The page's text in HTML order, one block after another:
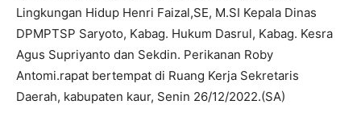
Lingkungan Hidup Henri Faizal,SE, M.SI Kepala Dinas
DPMPTSP Saryoto, Kabag. Hukum Dasrul, Kabag. Kesra
Agus Supriyanto dan Sekdin. Perikanan Roby
Antomi.rapat bertempat di Ruang Kerja Sekretaris
Daerah, kabupaten kaur, Senin 26/12/2022.(SA)